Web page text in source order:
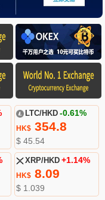
LTC/HKD -0.61%
HK$354.8
$ 45.54
XRP/HKD +1.14%
HK$8.09
$ 1.039